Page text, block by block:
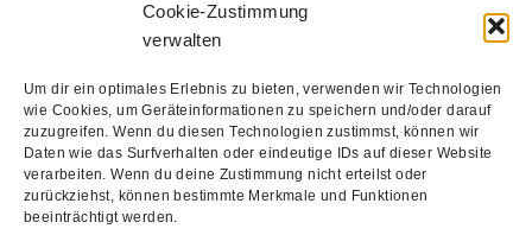
Cookie-Zustimmung
verwalten
Um dir ein optimales Erlebnis zu bieten, verwenden wir Technologien
wie Cookies, um Geräteinformationen zu speichern und/oder darauf
zuzugreifen. Wenn du diesen Technologien zustimmst, können wir
Daten wie das Surfverhalten oder eindeutige IDs auf dieser Website
verarbeiten. Wenn du deine Zustimmung nicht erteilst oder
zurückziehst, können bestimmte Merkmale und Funktionen
beeinträchtigt werden.
+49 (30) 2100213-0
STÜHLE
BÄNKE
TISCHE